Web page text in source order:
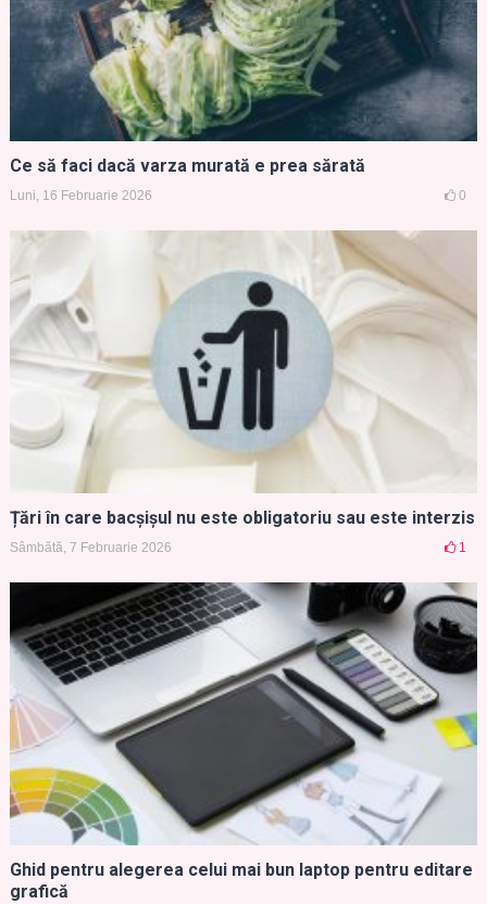
Ce să faci dacă varza murată e prea sărată
Luni, 16 Februarie 2026 0
Țări în care bacșișul nu este obligatoriu sau este interzis
Sâmbătă, 7 Februarie 2026 1
Ghid pentru alegerea celui mai bun laptop pentru editare
grafică